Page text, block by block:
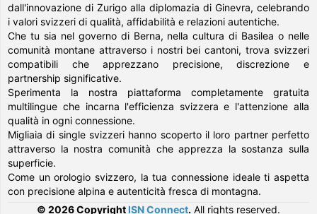
dall'innovazione di Zurigo alla diplomazia di Ginevra, celebrando
i valori svizzeri di qualità, affidabilità e relazioni autentiche.
Che tu sia nel governo di Berna, nella cultura di Basilea o nelle
comunità montane attraverso i nostri bei cantoni, trova svizzeri
compatibili che apprezzano precisione, discrezione e
partnership significative.
Sperimenta la nostra piattaforma completamente gratuita
multilingue che incarna l'efficienza svizzera e l'attenzione alla
qualità in ogni connessione.
Migliaia di single svizzeri hanno scoperto il loro partner perfetto
attraverso la nostra comunità che apprezza la sostanza sulla
superficie.
Come un orologio svizzero, la tua connessione ideale ti aspetta
con precisione alpina e autenticità fresca di montagna.
© 2026 Copyright ISN Connect. All rights reserved.